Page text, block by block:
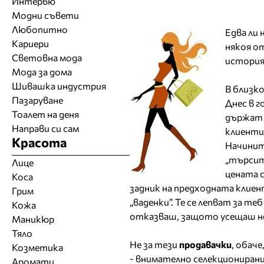
Едва ли
някоя
В
Днес в
държат
цената
задник на предходната
„ваденки”. Те се лепват за
отказваш, защото усещаш
Не за тези продавачки ,
- внимателно
Модни съвети
Любопитно
Кариери
Световна мода
Мода за дома
Шивашка индустрия
Пазаруване
Тоалет на деня
Направи си сам
Красота
Лице
Коса
Грим
Кожа
Маникюр
Тяло
Козметика
Аромати